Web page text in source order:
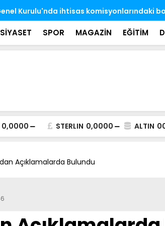
Kurulu'nda ihtisas komisyonlarındaki
SİYASET SPOR MAGAZİN EĞİTİM
0,0000 STERLIN 0,0000 ALTIN
Açıklamalarda Bulundu